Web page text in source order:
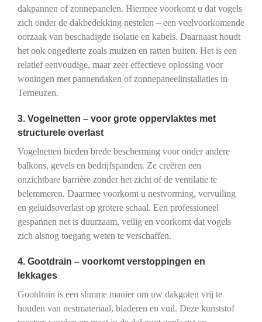
dakpannen of zonnepanelen. Hiermee voorkomt u dat vogels
zich onder de dakbedekking nestelen – een veelvoorkomende
oorzaak van beschadigde isolatie en kabels. Daarnaast houdt
het ook ongedierte zoals muizen en ratten buiten. Het is een
relatief eenvoudige, maar zeer effectieve oplossing voor
woningen met pannendaken of zonnepaneelinstallaties in
Terneuzen.
3. Vogelnetten – voor grote oppervlaktes met
structurele overlast
Vogelnetten bieden brede bescherming voor onder andere
balkons, gevels en bedrijfspanden. Ze creëren een
onzichtbare barrière zonder het zicht of de ventilatie te
belemmeren. Daarmee voorkomt u nestvorming, vervuiling
en geluidsoverlast op grotere schaal. Een professioneel
gespannen net is duurzaam, veilig en voorkomt dat vogels
zich alsnog toegang weten te verschaffen.
4. Gootdrain – voorkomt verstoppingen en
lekkages
Gootdrain is een slimme manier om uw dakgoten vrij te
houden van nestmateriaal, bladeren en vuil. Deze kunststof